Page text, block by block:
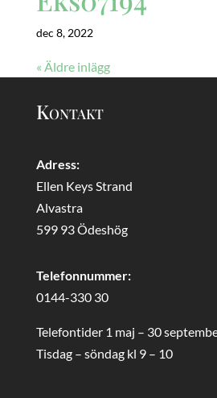
dec 8, 2022
« Äldre inlägg
Kontakt
Adress:
Ellen Keys Strand
Alvastra
599 93 Ödeshög
Telefonnummer:
0144-330 30
Telefontider 1 maj – 30
Tisdag – söndag kl 9 – 10